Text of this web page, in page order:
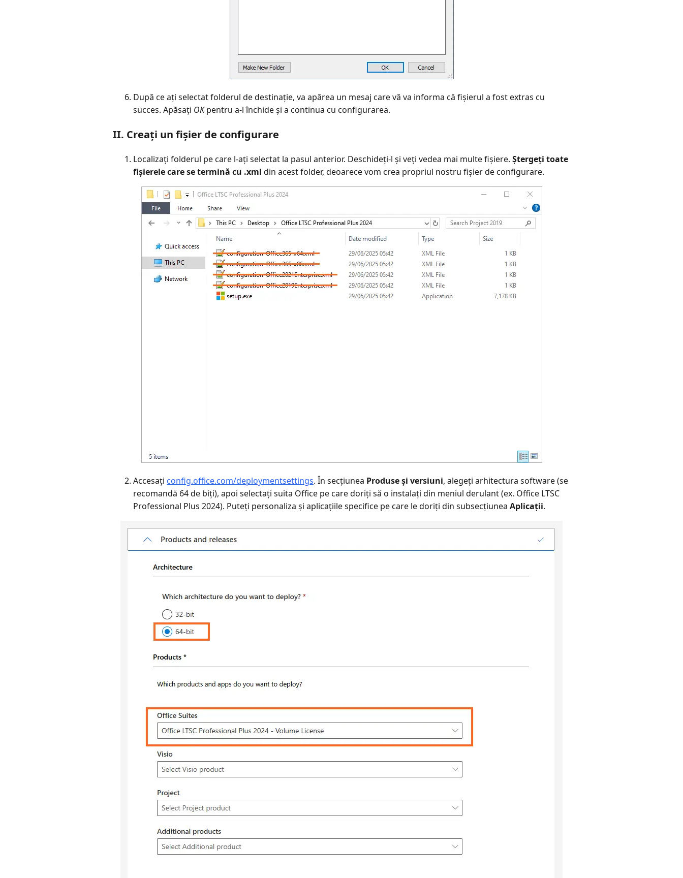
După ce ați selectat folderul de destinație, va apărea un mesaj care vă va informa că fișierul a fost extras cu
succes. Apăsați OKpentru a-l închide și a continua cu configurarea.
II. Creați un fișier de configurare
Localizați folderul pe care l-ați selectat la pasul anterior. Deschideți-l și veți vedea mai multe fișiere. Ștergeți toate
fișierele care se termină cu .xml din acest folder, deoarece vom crea propriul nostru fișier de configurare.
Accesați config.office.com/deploymentsettings. În secțiunea Produse și versiuni, alegeți arhitectura software (se
recomandă 64 de biți), apoi selectați suita Office pe care doriți să o instalați din meniul derulant (ex. Office LTSC
Professional Plus 2024). Puteți personaliza și aplicațiile specifice pe care le doriți din subsecțiunea Aplicații.